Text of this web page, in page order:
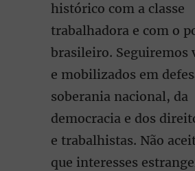
histórico com a classe
trabalhadora e com o
brasileiro. Seguiremos
e mobilizados em
soberania nacional, da
democracia e dos
e trabalhistas. Não
que interesses